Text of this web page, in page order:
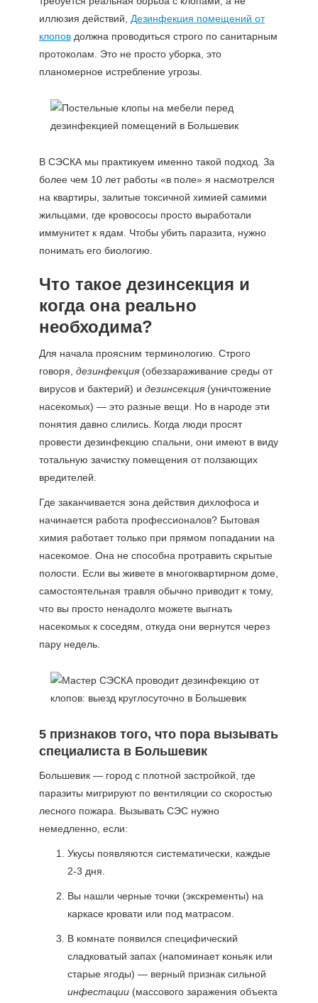
иллюзия действий, Дезинфекция помещений от
клоповдолжна проводиться строго по санитарным
протоколам. Это не просто уборка, это
планомерное истребление угрозы.
В СЭСКА мы практикуем именно такой подход. За
более чем 10 лет работы «в поле» я насмотрелся
на квартиры, залитые токсичной химией самими
жильцами, где кровососы просто выработали
иммунитет к ядам. Чтобы убить паразита, нужно
понимать его биологию.
Что такое дезинсекция и
когда она реально
необходима?
Для начала проясним терминологию. Строго
говоря, дезинфекция(обеззараживание среды от
вирусов и бактерий) и дезинсекция(уничтожение
насекомых) — это разные вещи. Но в народе эти
понятия давно слились. Когда люди просят
провести дезинфекцию спальни, они имеют в виду
тотальную зачистку помещения от ползающих
вредителей.
Где заканчивается зона действия дихлофоса и
начинается работа профессионалов? Бытовая
химия работает только при прямом попадании на
насекомое. Она не способна протравить скрытые
полости. Если вы живете в многоквартирном доме,
самостоятельная травля обычно приводит к тому,
что вы просто ненадолго можете выгнать
насекомых к соседям, откуда они вернутся через
пару недель.
5 признаков того, что пора вызывать
специалиста в Большевик
Большевик — город с плотной застройкой, где
паразиты мигрируют по вентиляции со скоростью
лесного пожара. Вызывать СЭС нужно
немедленно, если:
Укусы появляются систематически, каждые
2-3 дня.
Вы нашли черные точки (экскременты) на
каркасе кровати или под матрасом.
В комнате появился специфический
сладковатый запах (напоминает коньяк или
старые ягоды) — верный признак сильной
инфестации(массового заражения объекта